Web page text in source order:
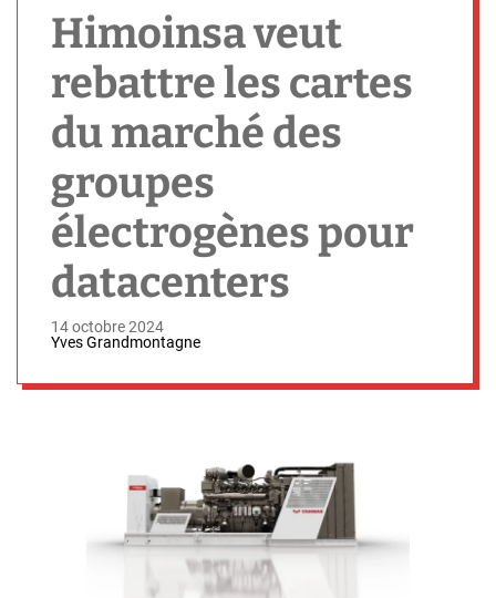
Himoinsa veut
rebattre les cartes
du marché des
groupes
électrogènes pour
datacenters
14 octobre 2024
Yves Grandmontagne